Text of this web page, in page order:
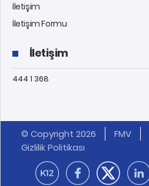
İletişim
İletişim Formu
İletişim
444 1 368
© Copyright 2026 FMV
Gizlilik Politikası